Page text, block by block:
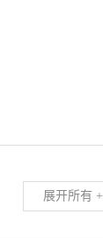
展开所有 +